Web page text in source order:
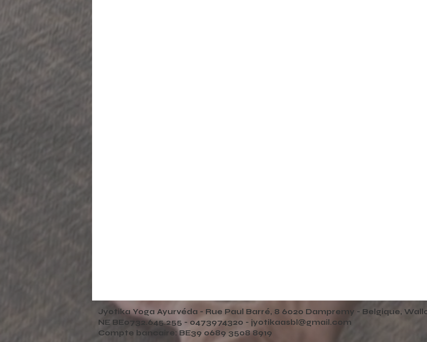
Jyotika Yoga Ayurvéda - Rue Paul Barré, 8 6020 Dampremy - Belgique,
NE BE0732.645.255 - 0473974320 - jyotikaasbl@gmail.com
Compte bancaire: BE39 0689 3508 8919